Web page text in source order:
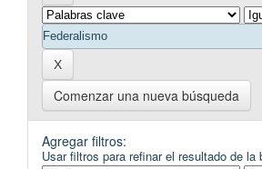
Comenzar una nueva búsqueda
Agregar filtros:
Usar filtros para refinar el resultado de la